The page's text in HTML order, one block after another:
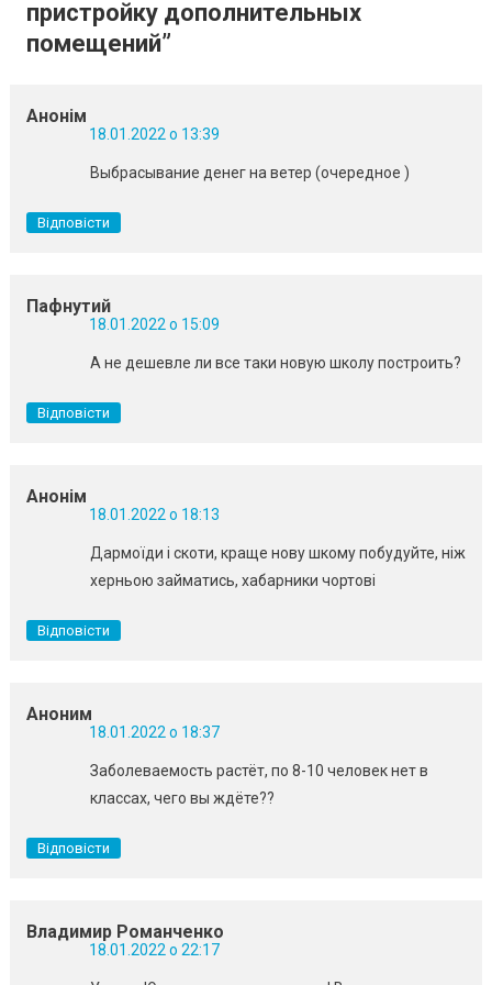
пристройку дополнительных
помещений”
Анонім
18.01.2022 о 13:39
Выбрасывание денег на ветер (очередное )
Відповісти
Пафнутий
18.01.2022 о 15:09
А не дешевле ли все таки новую школу построить?
Відповісти
Анонім
18.01.2022 о 18:13
Дармоїди і скоти, краще нову шкому побудуйте, ніж
херньою займатись, хабарники чортові
Відповісти
Аноним
18.01.2022 о 18:37
Заболеваемость растёт, по 8-10 человек нет в
классах, чего вы ждёте??
Відповісти
Владимир Романченко
18.01.2022 о 22:17